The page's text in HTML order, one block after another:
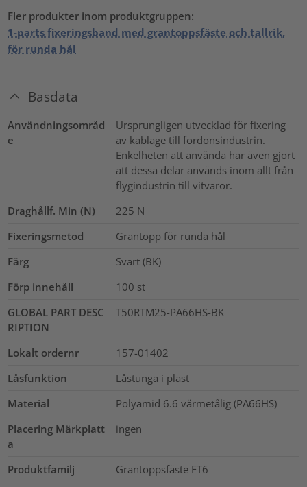
Fler produkter inom produktgruppen:
1-parts fixeringsband med grantoppsfäste och tallrik,
för runda hål
Basdata
Användningsområd
e
Ursprungligen utvecklad för fixering
av kablage till fordonsindustrin.
Enkelheten att använda har även gjort
att dessa delar används inom allt från
flygindustrin till vitvaror.
Draghållf. Min (N)
225 N
Fixeringsmetod
Grantopp för runda hål
Färg
Svart (BK)
Förp innehåll
100 st
GLOBAL PART DESC
RIPTION
T50RTM25-PA66HS-BK
Lokalt ordernr
157-01402
Låsfunktion
Låstunga i plast
Material
Polyamid 6.6 värmetålig (PA66HS)
Placering Märkplatt
a
ingen
Produktfamilj
Grantoppsfäste FT6